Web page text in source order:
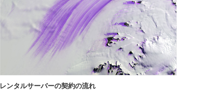
レンタルサーバーの契約の流れ